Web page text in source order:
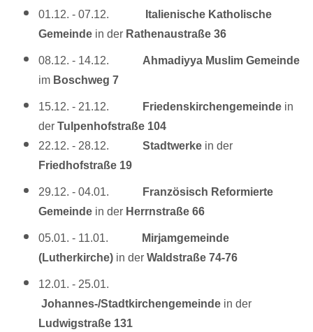
01.12. - 07.12.
Italienische Katholische
Gemeinde in der Rathenaustraße 36
08.12. - 14.12. Ahmadiyya Muslim Gemeinde
im Boschweg 7
15.12. - 21.12. Friedenskirchengemeinde in
der Tulpenhofstraße 104
22.12. - 28.12. Stadtwerke in der
Friedhofstraße 19
29.12. - 04.01.
Französisch Reformierte
Gemeinde in der Herrnstraße 66
05.01. - 11.01.
Mirjamgemeinde
(Lutherkirche) in der Waldstraße 74-76
12.01. - 25.01.
Johannes-/Stadtkirchengemeinde in der
Ludwigstraße 131